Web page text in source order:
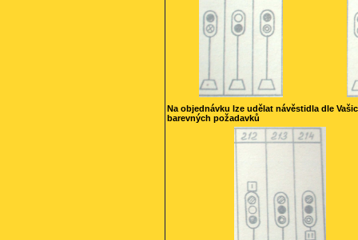
Na objednávku lze udělat návěstidla dle
barevných požadavků